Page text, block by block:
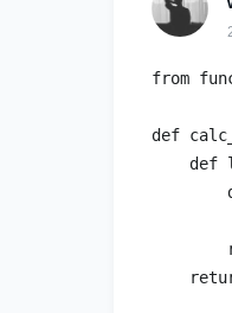
from
def
def
def
return